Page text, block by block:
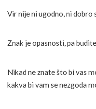
Vir nije ni ugodno, ni dobro
Znak je opasnosti, pa
Nikad ne znate što bi vas
kakva bi vam se nezgoda